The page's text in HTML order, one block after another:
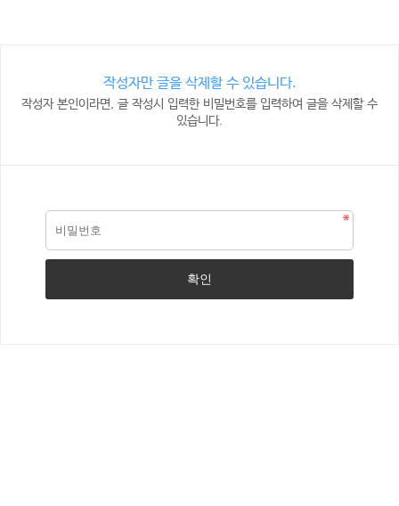
작성자만 글을 삭제할 수 있습니다.
작성자 본인이라면, 글 작성시 입력한 비밀번호를 입력하여 글을 삭제할 수
있습니다.